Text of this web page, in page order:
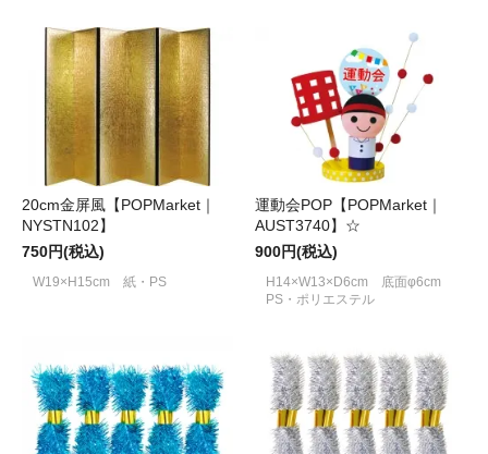
20cm金屏風【POPMarket｜
NYSTN102】
750円(税込)
W19×H15cm 紙・PS
運動会POP【POPMarket｜
AUST3740】☆
900円(税込)
H14×W13×D6cm 底面φ6cm
PS・ポリエステル